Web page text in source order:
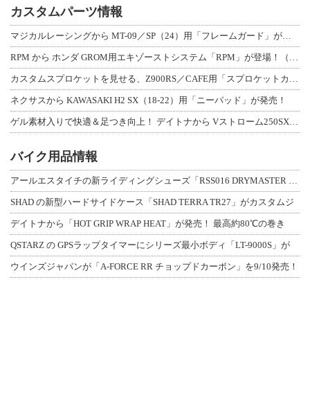
カスタムパーツ情報
ネクサスから KAWASAKI H2 SX（18-22）用「ニーパッド」が発売！
バイク用品情報
SHAD の新型ハードサイドケース「SHAD TERRA TR27」がカスタムジ
デイトナから「HOT GRIP WRAP HEAT」が発売！ 最高約80℃の巻き
QSTARZ の GPSラップタイマーにシリーズ最小ボディ「LT-9000S」が
ウインズジャパンが「A-FORCE RR チョップドカーボン」を9/10発売！